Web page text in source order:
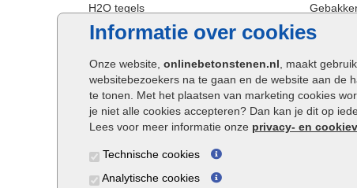
Informatie over cookies
Onze website, onlinebetonstenen.nl , maakt
websitebezoekers na te gaan en de website aan de
te tonen. Met het plaatsen van marketing cookies
je niet alle cookies accepteren? Dan kan je dit op
Lees voor meer informatie onze privacy- en
Technische cookies
Analytische cookies
H2O tegels
Keramische terrastegels
Oprit tegels
Patio tegels
Siertegels
Stoeptegels
Straattegels
Terrastegels
Buitentegels
Grote terrastegels
Strakke